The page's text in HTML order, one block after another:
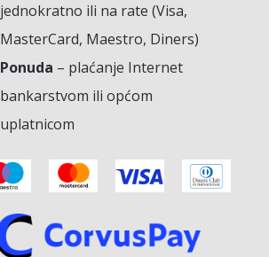
jednokratno ili na rate (Visa,
MasterCard, Maestro, Diners)
Ponuda – plaćanje Internet
bankarstvom ili općom
uplatnicom